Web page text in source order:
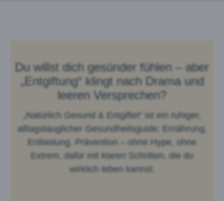
Du willst dich gesünder fühlen – aber
„Entgiftung“ klingt nach Drama und
leeren Versprechen?
„Natürlich Gesund & Entgiftet“ ist ein ruhiger,
alltagstauglicher Gesundheitsguide: Ernährung,
Entlastung, Prävention – ohne Hype, ohne
Extrem, dafür mit klaren Schritten, die du
wirklich leben kannst.